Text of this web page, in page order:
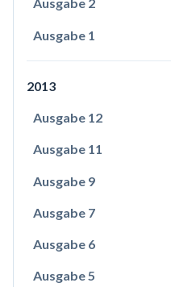
Ausgabe 2
Ausgabe 1
2013
Ausgabe 12
Ausgabe 11
Ausgabe 9
Ausgabe 7
Ausgabe 6
Ausgabe 5